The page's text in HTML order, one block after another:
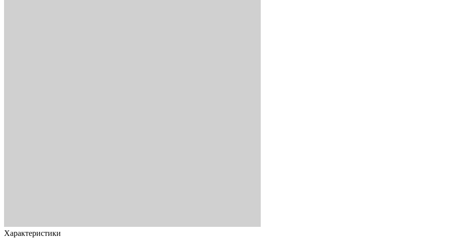
Характеристики